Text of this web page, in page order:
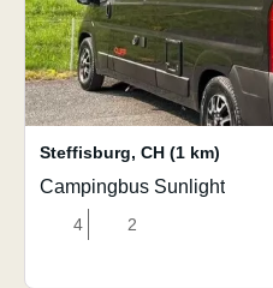
Steffisburg, CH (1 km)
Campingbus Sunlight
4 2